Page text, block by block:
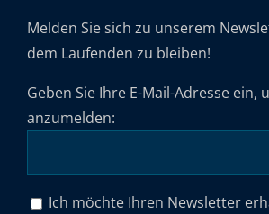
Melden Sie sich zu unserem
dem Laufenden zu bleiben!
Geben Sie Ihre E-Mail-Adresse ein,
anzumelden:
Ich möchte Ihren Newsletter